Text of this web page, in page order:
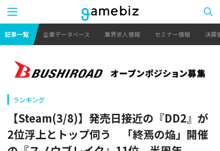
記事一覧 企業データベース 業界求人情報 セミナー情報 決算
ランキング
【Steam(3/8)】発売日接近の『DD2』が
2位浮上とトップ伺う 「終焉の焔」開催